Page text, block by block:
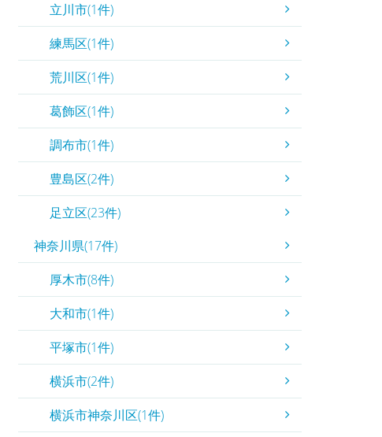
立川市(1件)
練馬区(1件)
荒川区(1件)
葛飾区(1件)
調布市(1件)
豊島区(2件)
足立区(23件)
神奈川県(17件)
厚木市(8件)
大和市(1件)
平塚市(1件)
横浜市(2件)
横浜市神奈川区(1件)